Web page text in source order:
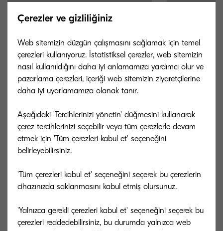
ISO/IEC 19798’ye göre 13.000 sayfa ömürlü
Çerezler ve gizliliğiniz
Web sitemizin düzgün çalışmasını sağlamak için temel
çerezleri kullanıyoruz. İstatistiksel çerezler, web sitemizin
nasıl kullanıldığını daha iyi anlamamıza yardımcı olur ve
pazarlama çerezleri, içeriği web sitemizin ziyaretçilerine
daha iyi uyarlamamıza olanak tanır.
Aşağıdaki 'Tercihlerinizi yönetin' düğmesini kullanarak
çerez tercihlerinizi seçebilir veya tüm çerezlerle devam
etmek için 'Tüm çerezleri kabul et' seçeneğini
belirleyebilirsiniz.
'Tüm çerezleri kabul et' seçeneğini seçerek bu çerezlerin
cihazınızda saklanmasını kabul etmiş olursunuz.
'Yalnızca gerekli çerezleri kabul et' seçeneğini seçerek bu
çerezleri reddedebilirsiniz, bu durumda yalnızca web